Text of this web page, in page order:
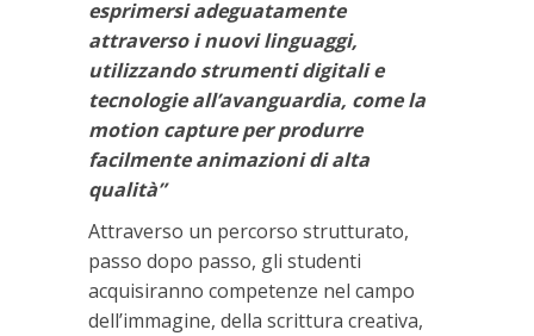
esprimersi adeguatamente
attraverso i nuovi linguaggi,
utilizzando strumenti digitali e
tecnologie all’avanguardia, come la
motion capture per produrre
facilmente animazioni di alta
qualità”
Attraverso un percorso strutturato,
passo dopo passo, gli studenti
acquisiranno competenze nel campo
dell’immagine, della scrittura creativa,